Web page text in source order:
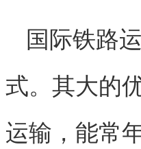
国际铁路
式。其大的
运输，能常